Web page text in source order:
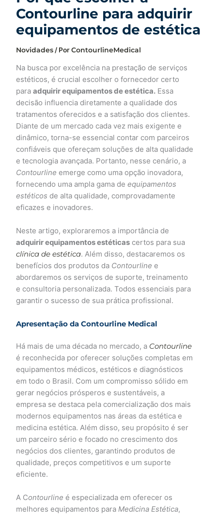
Contourline para adquirir
equipamentos de estética
Novidades / PorContourlineMedical
Na busca por excelência na prestação de serviços
estéticos, é crucial escolher o fornecedor certo
paraadquirir equipamentos de estética. Essa
decisão influencia diretamente a qualidade dos
tratamentos oferecidos e a satisfação dos clientes.
Diante de um mercado cada vez mais exigente e
dinâmico, torna-se essencial contar com parceiros
confiáveis que ofereçam soluções de alta qualidade
e tecnologia avançada. Portanto, nesse cenário, a
Contourline emerge como uma opção inovadora,
fornecendo uma ampla gama deequipamentos
estéticos de alta qualidade, comprovadamente
eficazes e inovadores.
Neste artigo, exploraremos a importância de
adquirir equipamentos estéticas certos para sua
clínica de estética. Além disso, destacaremos os
benefícios dos produtos da Contourline e
abordaremos os serviços de suporte, treinamento
e consultoria personalizada. Todos essenciais para
garantir o sucesso de sua prática profissional.
Apresentação da Contourline Medical
Há mais de uma década no mercado, a Contourline
é reconhecida por oferecer soluções completas em
equipamentos médicos, estéticos e diagnósticos
em todo o Brasil. Com um compromisso sólido em
gerar negócios prósperos e sustentáveis, a
empresa se destaca pela comercialização dos mais
modernos equipamentos nas áreas da estética e
medicina estética. Além disso, seu propósito é ser
um parceiro sério e focado no crescimento dos
negócios dos clientes, garantindo produtos de
qualidade, preços competitivos e um suporte
eficiente.
A Contourline é especializada em oferecer os
melhores equipamentos paraMedicina Estética,